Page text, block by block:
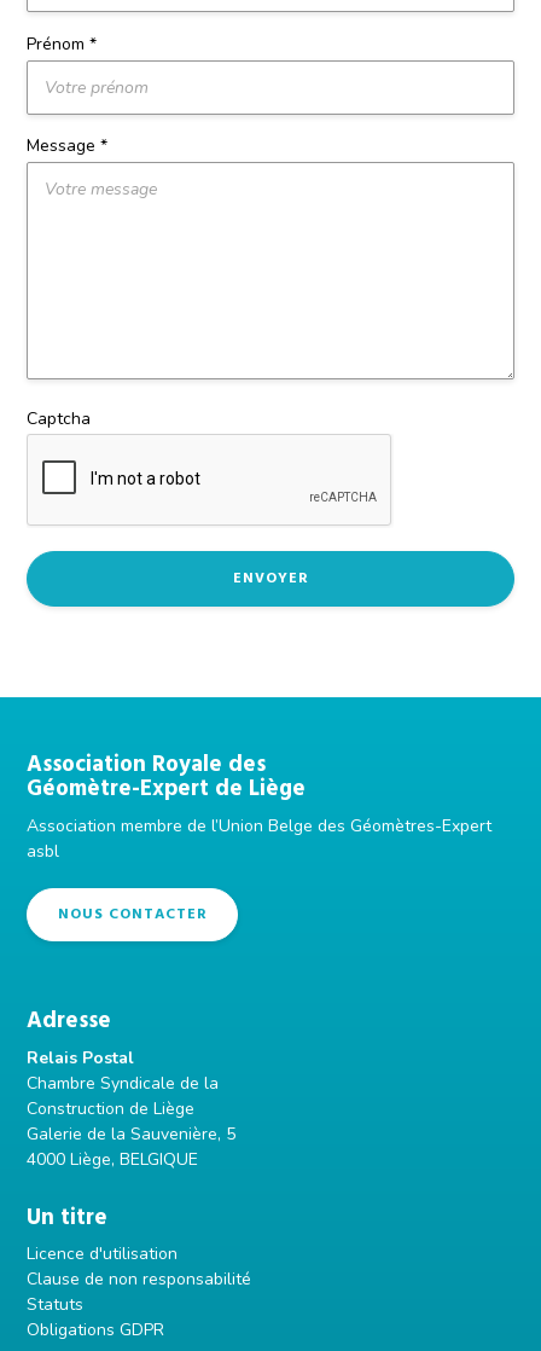
Prénom *
Message *
Captcha
Pied
de
page
Association Royale des
Géomètre-Expert de Liège
Association membre de l’Union Belge des Géomètres-Expert
asbl
NOUS CONTACTER
Adresse
Relais Postal
Chambre Syndicale de la
Construction de Liège
Galerie de la Sauvenière, 5
4000 Liège, BELGIQUE
Un titre
Licence d'utilisation
Clause de non responsabilité
Statuts
Obligations GDPR